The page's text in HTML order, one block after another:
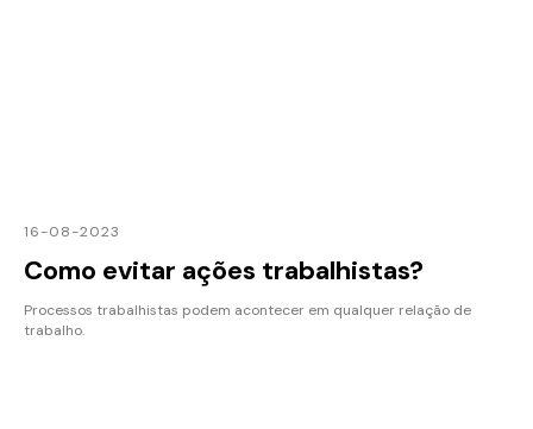
16-08-2023
Como evitar ações trabalhistas?
Processos trabalhistas podem acontecer em qualquer relação de
trabalho.